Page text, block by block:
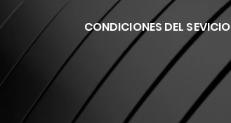
CONDICIONES DEL SEVICIO